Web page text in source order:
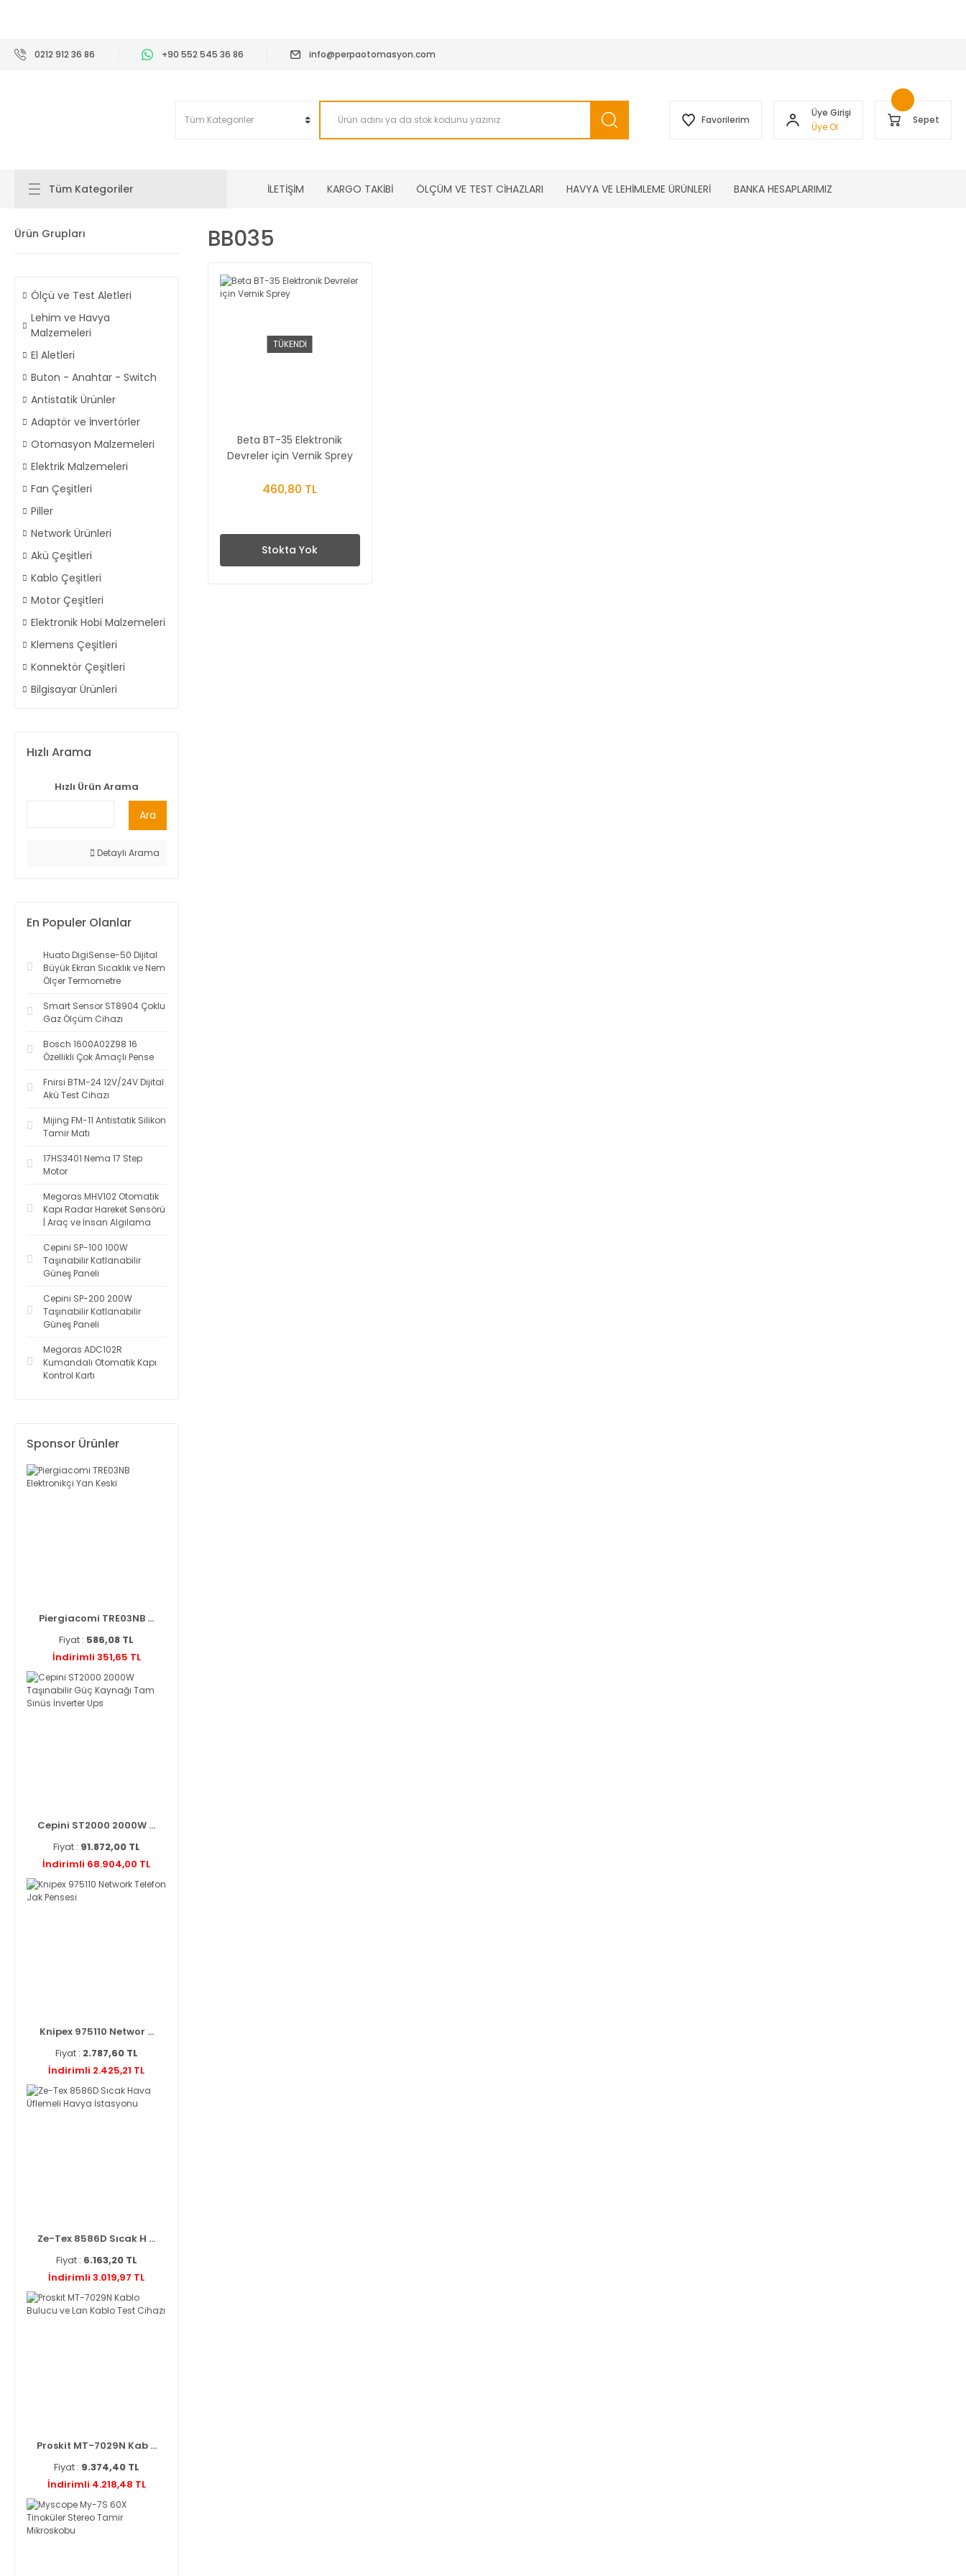
0212 912 36 86 +90 552 545 36 86 info@perpaotomasyon.com
Favorilerim
Üye Girişi
Üye Ol
Sepet
Tüm Kategoriler İLETİŞİM KARGO TAKİBİ ÖLÇÜM VE TEST CİHAZLARI HAVYA VE LEHİMLEME ÜRÜNLERİ BANKA HESAPLARIMIZ
Ürün Grupları
Ölçü ve Test Aletleri
Lehim ve Havya
Malzemeleri
El Aletleri
Buton - Anahtar - Switch
Antistatik Ürünler
Adaptör ve İnvertörler
Otomasyon Malzemeleri
Elektrik Malzemeleri
Fan Çeşitleri
Piller
Network Ürünleri
Akü Çeşitleri
Kablo Çeşitleri
Motor Çeşitleri
Elektronik Hobi Malzemeleri
Klemens Çeşitleri
Konnektör Çeşitleri
Bilgisayar Ürünleri
Hızlı Arama
Hızlı Ürün Arama
Ara
Detaylı Arama
En Populer Olanlar
Huato DigiSense-50 Dijital
Büyük Ekran Sıcaklık ve Nem
Ölçer Termometre
Smart Sensor ST8904 Çoklu
Gaz Ölçüm Cihazı
Bosch 1600A02Z98 16
Özellikli Çok Amaçlı Pense
Fnirsi BTM-24 12V/24V Dijital
Akü Test Cihazı
Mijing FM-11 Antistatik Silikon
Tamir Matı
17HS3401 Nema 17 Step
Motor
Megoras MHV102 Otomatik
Kapı Radar Hareket Sensörü
| Araç ve İnsan Algılama
Cepini SP-100 100W
Taşınabilir Katlanabilir
Güneş Paneli
Cepini SP-200 200W
Taşınabilir Katlanabilir
Güneş Paneli
Megoras ADC102R
Kumandalı Otomatik Kapı
Kontrol Kartı
Sponsor Ürünler
Piergiacomi TRE03NB ...
Fiyat : 586,08 TL
İndirimli 351,65 TL
Cepini ST2000 2000W ...
Fiyat : 91.872,00 TL
İndirimli 68.904,00 TL
Knipex 975110 Networ ...
Fiyat : 2.787,60 TL
İndirimli 2.425,21 TL
Ze-Tex 8586D Sıcak H ...
Fiyat : 6.163,20 TL
İndirimli 3.019,97 TL
Proskit MT-7029N Kab ...
Fiyat : 9.374,40 TL
İndirimli 4.218,48 TL
BB035
TÜKENDİ
Beta BT-35 Elektronik
Devreler için Vernik Sprey
460,80 TL
Stokta Yok